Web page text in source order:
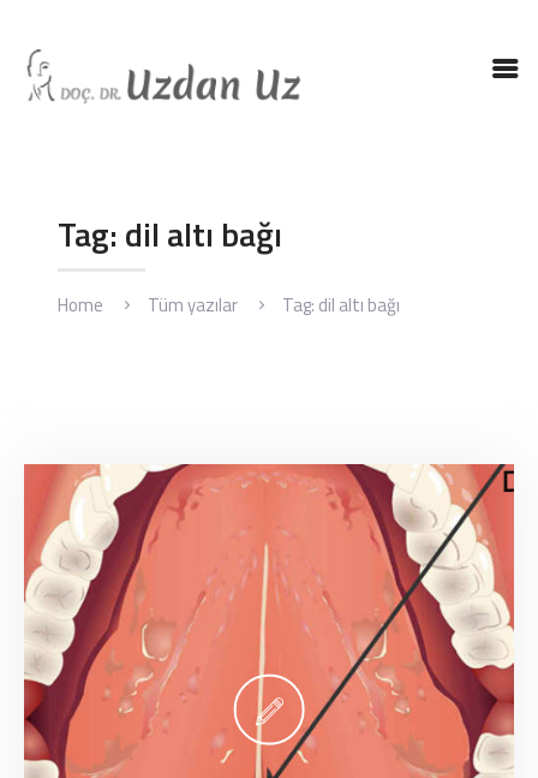
Tag: dil altı bağı
Home Tüm yazılar Tag: dil altı bağı
KBB HASTALIKLARI
KBB AMELIYATLARI
BLOG